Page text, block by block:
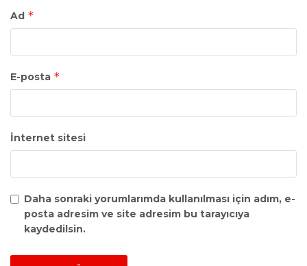
Ad *
E-posta *
İnternet sitesi
Daha sonraki yorumlarımda kullanılması için adım, e-
posta adresim ve site adresim bu tarayıcıya
kaydedilsin.